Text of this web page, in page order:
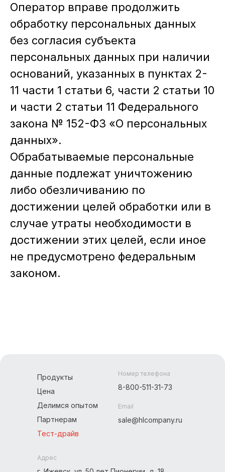
Оператор вправе продолжить
обработку персональных данных
без согласия субъекта
персональных данных при наличии
оснований, указанных в пунктах 2-
11 части 1 статьи 6, части 2 статьи 10
и части 2 статьи 11 Федерального
закона № 152-ФЗ «О персональных
данных».
Обрабатываемые персональные
данные подлежат уничтожению
либо обезличиванию по
достижении целей обработки или в
случае утраты необходимости в
достижении этих целей, если иное
не предусмотрено федеральным
законом.
8-800-511-31-73
sale@hlcompany.ru
Продукты Номер телефона
Адрес
Email
Цена
Делимся опытом
Тест-драйв
Партнерам